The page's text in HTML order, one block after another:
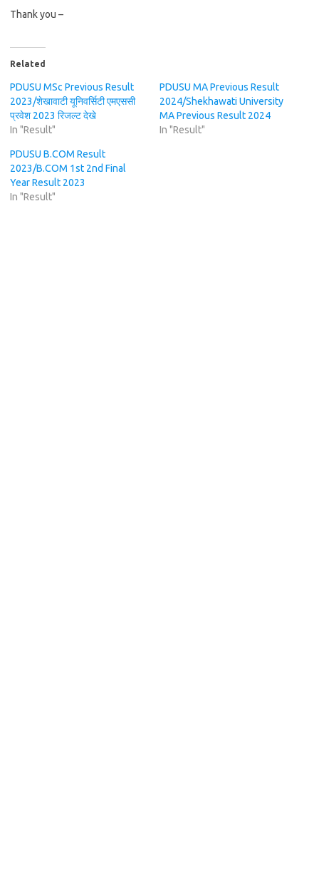
Thank you –
Related
PDUSU MSc Previous Result
2023/शेखावाटी यूनिवर्सिटी एमएससी
प्रवेश 2023 रिजल्ट देखे
In "Result"
PDUSU MA Previous Result
2024/Shekhawati University
MA Previous Result 2024
In "Result"
PDUSU B.COM Result
2023/B.COM 1st 2nd Final
Year Result 2023
In "Result"